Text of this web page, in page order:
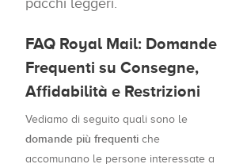
pacchi leggeri.
FAQ Royal Mail: Domande
Frequenti su Consegne,
Affidabilità e Restrizioni
Vediamo di seguito quali sono le
domande più frequenti che
accomunano le persone interessate a